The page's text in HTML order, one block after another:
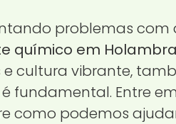
problemas
em Holambra
e cultura vibrante,
fundamental. Entre
como podemos